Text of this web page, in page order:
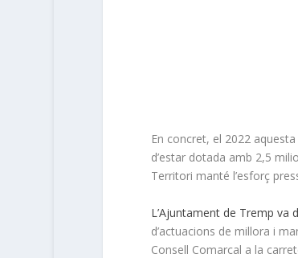
En concret, el 2022
d’estar dotada amb 2,5
Territori manté l’esforç
L’Ajuntament de Tremp va
d’actuacions de millora i
Consell Comarcal a la